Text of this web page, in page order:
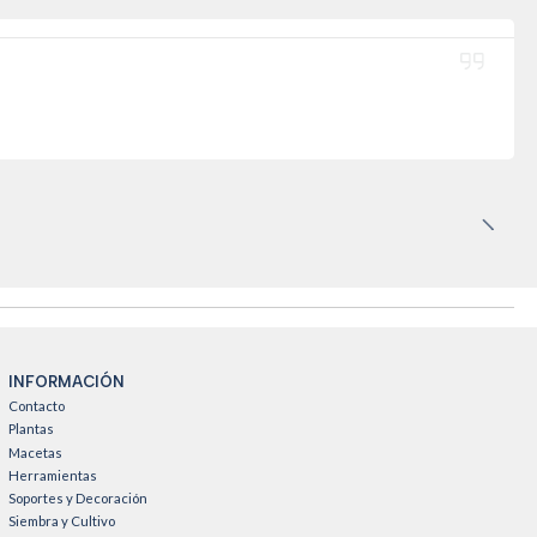
INFORMACIÓN
Contacto
Plantas
Macetas
Herramientas
Soportes y Decoración
Siembra y Cultivo